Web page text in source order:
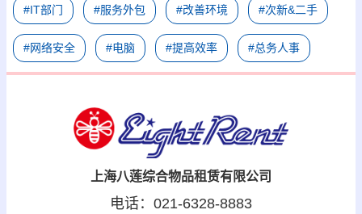
#IT部门 #服务外包 #改善环境 #次新&二手
#网络安全 #电脑 #提高效率 #总务人事
上海八莲综合物品租赁有限公司
电话：021-6328-8883